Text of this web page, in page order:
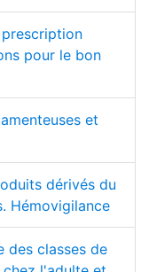
pour le bon
et
dérivés du
Hémovigilance
des classes de